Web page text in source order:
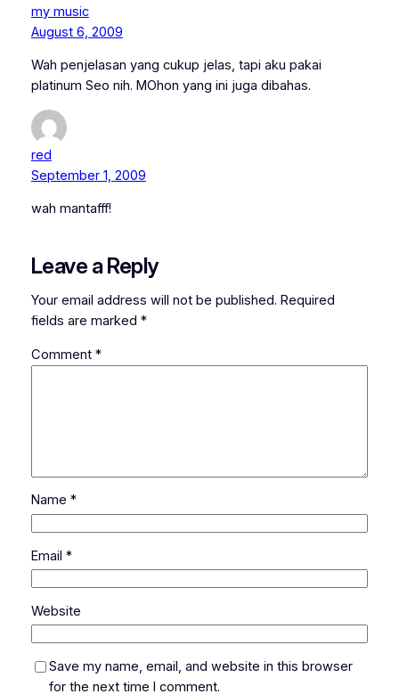
my music
August 6, 2009
Wah penjelasan yang cukup jelas, tapi aku pakai
platinum Seo nih. MOhon yang ini juga dibahas.
red
September 1, 2009
wah mantafff!
Leave a Reply
Your email address will not be published. Required
fields are marked *
Comment *
Name *
Email *
Website
Save my name, email, and website in this browser
for the next time I comment.